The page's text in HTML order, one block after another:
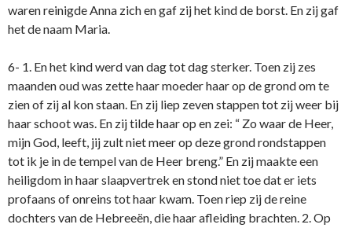
waren reinigde Anna zich en gaf zij het kind de borst. En zij gaf
het de naam Maria.
6- 1. En het kind werd van dag tot dag sterker. Toen zij zes
maanden oud was zette haar moeder haar op de grond om te
zien of zij al kon staan. En zij liep zeven stappen tot zij weer bij
haar schoot was. En zij tilde haar op en zei: “ Zo waar de Heer,
mijn God, leeft, jij zult niet meer op deze grond rondstappen
tot ik je in de tempel van de Heer breng.” En zij maakte een
heiligdom in haar slaapvertrek en stond niet toe dat er iets
profaans of o­nreins tot haar kwam. Toen riep zij de reine
dochters van de Hebreeën, die haar afleiding brachten. 2. Op